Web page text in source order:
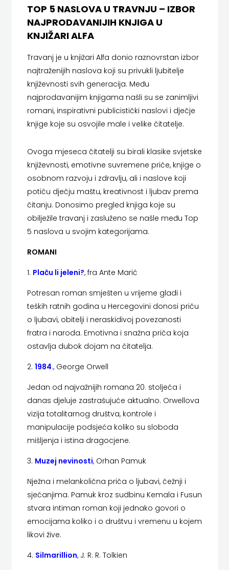
PUBLICISTIKA
RJEČNICI
SLIKOVNICE
STUDIJE,
ANALIZE,
KRONOLOGIJE
SVEUČILIŠNI
UDŽBENICI
SREDNJU
ŠKOLU
SECONDARY
TEACHER'S
RESOURCES
UDŽBENICI-
DODATNO
BUDILNIK
IZDAVAŠTVO
BUYBOOK
ČITAJ
DETECTA
DRUGI
NAKLADNICI
EGMONT
EVENIO
FIGULUS
FOKUS
KOMUNIKACIJE
FRAKTURA
FRAM
ZIRAL
GLAS
HARFA
STJEPAN
HENA
COM
GALERIJA
DOWNLOAD
KOŠARICA
NASTAVNICI
TOP 5 NASLOVA U TRAVNJU – IZBOR
NAJPRODAVANIJIH KNJIGA U
KNJIŽARI ALFA
Travanj je u knjižari Alfa donio raznovrstan izbor
najtraženijih naslova koji su privukli ljubitelje
književnosti svih generacija. Među
najprodavanijim knjigama našli su se zanimljivi
romani, inspirativni publicistički naslovi i dječje
knjige koje su osvojile male i velike čitatelje.
Ovoga mjeseca čitatelji su birali klasike svjetske
književnosti, emotivne suvremene priče, knjige o
osobnom razvoju i zdravlju, ali i naslove koji
potiču dječju maštu, kreativnost i ljubav prema
čitanju. Donosimo pregled knjiga koje su
obilježile travanj i zasluženo se našle među Top
5 naslova u svojim kategorijama.
ROMANI
1. Plaču li jeleni?, fra Ante Marić
Potresan roman smješten u vrijeme gladi i
teških ratnih godina u Hercegovini donosi priču
o ljubavi, obitelji i neraskidivoj povezanosti
fratra i naroda. Emotivna i snažna priča koja
ostavlja dubok dojam na čitatelja.
2. 1984., George Orwell
Jedan od najvažnijih romana 20. stoljeća i
danas djeluje zastrašujuće aktualno. Orwellova
vizija totalitarnog društva, kontrole i
manipulacije podsjeća koliko su sloboda
mišljenja i istina dragocjene.
3. Muzej nevinosti, Orhan Pamuk
Nježna i melankolična priča o ljubavi, čežnji i
sjećanjima. Pamuk kroz sudbinu Kemala i Fusun
stvara intiman roman koji jednako govori o
emocijama koliko i o društvu i vremenu u kojem
likovi žive.
4. Silmarillion, J. R. R. Tolkien